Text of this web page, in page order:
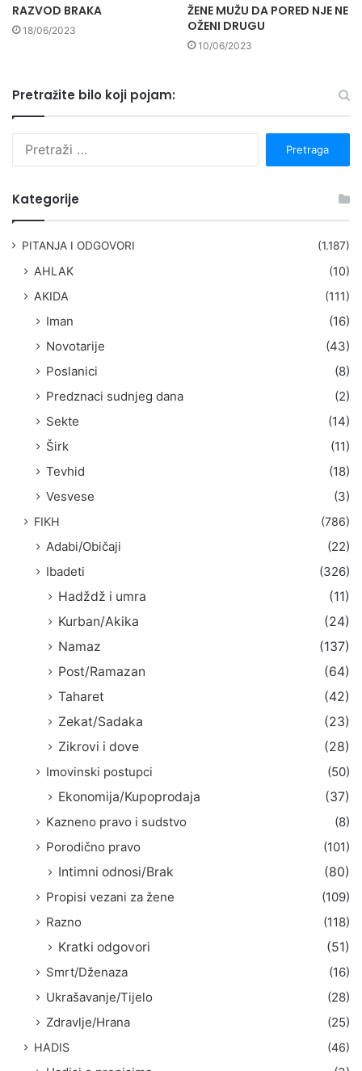
RAZVOD BRAKA
18/06/2023
ŽENE MUŽU DA PORED NJE NE
OŽENI DRUGU
10/06/2023
Pretražite bilo koji pojam:
Kategorije
PITANJA I ODGOVORI (1.187)
AHLAK
(10)
AKIDA
(111)
Iman
(16)
Novotarije
(43)
Poslanici
(8)
Predznaci sudnjeg dana
(2)
Sekte
(14)
Širk
(11)
Tevhid
(18)
Vesvese
(3)
FIKH (786)
Adabi/Običaji
(22)
Ibadeti
(326)
Hadždž i umra
(11)
Kurban/Akika
(24)
Namaz
(137)
Post/Ramazan
(64)
Taharet
(42)
Zekat/Sadaka
(23)
Zikrovi i dove
(28)
Imovinski postupci
(50)
Ekonomija/Kupoprodaja
(37)
Kazneno pravo i sudstvo
(8)
Porodično pravo
(101)
Intimni odnosi/Brak
(80)
Propisi vezani za žene
(109)
Razno
(118)
Kratki odgovori
(51)
Smrt/Dženaza
(16)
Ukrašavanje/Tijelo
(28)
Zdravlje/Hrana
(25)
HADIS (46)